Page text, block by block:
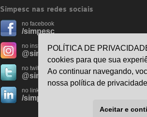
Simpesc nas redes sociais
no facebook
/simpesc
no instagram
@simpescplasticos
no twitter
@simpesc
no linkedin
/simpesc
POLÍTICA DE
cookies para que sua
Ao continuar navegando,
nossa política de
Aceitar e